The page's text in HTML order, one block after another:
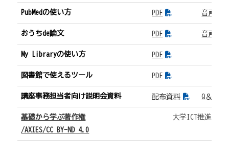
PubMedの使い方 PDF 音声
おうちde論文 PDF 音声
My Libraryの使い方 PDF
図書館で使えるツール PDF
講座事務担当者向け説明会資料 配布資料 Q＆A集
基礎から学ぶ著作権
/AXIES/CC BY-ND 4.0
大学ICT推進協議